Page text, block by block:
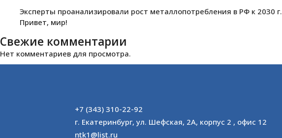
Эксперты проанализировали рост металлопотребления в РФ к 2030 г.
Привет, мир!
Свежие комментарии
Нет комментариев для просмотра.
+7 (343) 310-22-92
г. Екатеринбург, ул. Шефская, 2А, корпус 2 , офис 12
ntk1@list.ru